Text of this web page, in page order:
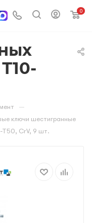
0
—
ключи шестигранные
Т50, CrV, 9 шт.